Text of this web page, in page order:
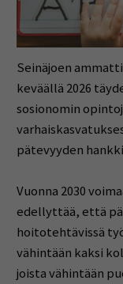
Seinäjoen
keväällä 2026
sosionomin
pätevyyden
Vuonna 2030
edellyttää, että
hoitotehtävissä
vähintään kaksi
joista vähintään